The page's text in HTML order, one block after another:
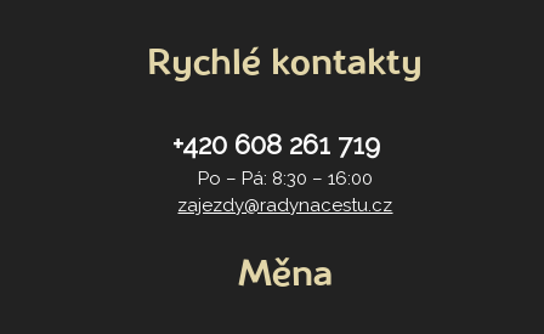
Rychlé kontakty
+420 608 261 719
Po – Pá: 8:30 – 16:00
zajezdy@radynacestu.cz
Měna